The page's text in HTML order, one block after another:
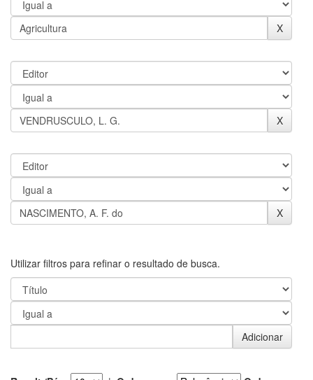
Utilizar filtros para refinar o resultado de busca.